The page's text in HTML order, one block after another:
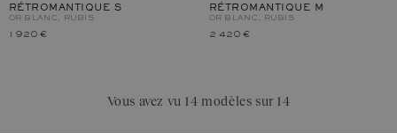
RÉTROMANTIQUE S
OR BLANC, RUBIS
1 920 €
RÉTROMANTIQUE M
OR BLANC, RUBIS
2 420 €
Vous avez vu 14 modèles sur 14